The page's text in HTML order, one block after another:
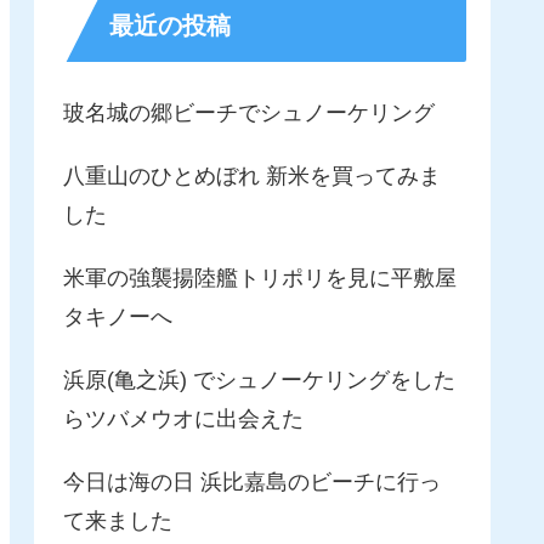
最近の投稿
玻名城の郷ビーチでシュノーケリング
八重山のひとめぼれ 新米を買ってみま
した
米軍の強襲揚陸艦トリポリを見に平敷屋
タキノーへ
浜原(亀之浜) でシュノーケリングをした
らツバメウオに出会えた
今日は海の日 浜比嘉島のビーチに行っ
て来ました